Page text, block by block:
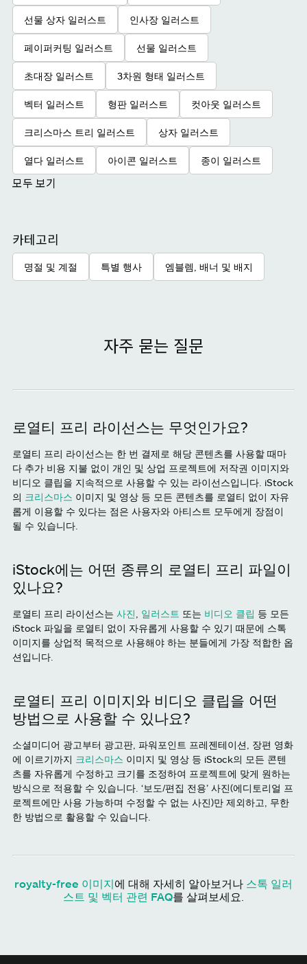
선물 상자 일러스트 인사장 일러스트
페이퍼커팅 일러스트 선물 일러스트
초대장 일러스트 3차원 형태 일러스트
벡터 일러스트 형판 일러스트 컷아웃 일러스트
크리스마스 트리 일러스트 상자 일러스트
열다 일러스트 아이콘 일러스트 종이 일러스트
모두 보기
카테고리
명절 및 계절 특별 행사 엠블렘, 배너 및 배지
자주 묻는 질문
로열티 프리 라이선스는 무엇인가요?
로열티 프리 라이선스는 한 번 결제로 해당 콘텐츠를 사용할 때마
다 추가 비용 지불 없이 개인 및 상업 프로젝트에 저작권 이미지와
비디오 클립을 지속적으로 사용할 수 있는 라이선스입니다. iStock
의 크리스마스 이미지 및 영상 등 모든 콘텐츠를 로열티 없이 자유
롭게 이용할 수 있다는 점은 사용자와 아티스트 모두에게 장점이
될 수 있습니다.
iStock에는 어떤 종류의 로열티 프리 파일이
있나요?
로열티 프리 라이선스는 사진 일러스트 또는 비디오 클립 등 모든
iStock 파일을 로열티 없이 자유롭게 사용할 수 있기 때문에 스톡
이미지를 상업적 목적으로 사용해야 하는 분들에게 가장 적합한 옵
션입니다.
로열티 프리 이미지와 비디오 클립을 어떤
방법으로 사용할 수 있나요?
소셜미디어 광고부터 광고판, 파워포인트 프레젠테이션, 장편 영화
에 이르기까지 크리스마스 이미지 및 영상 등 iStock의 모든 콘텐
츠를 자유롭게 수정하고 크기를 조정하여 프로젝트에 맞게 원하는
방식으로 적용할 수 있습니다. ‘보도/편집 전용’ 사진(에디토리얼 프
로젝트에만 사용 가능하며 수정할 수 없는 사진)만 제외하고, 무한
한 방법으로 활용할 수 있습니다.
royalty-free 이미지에 대해 자세히 알아보거나 스톡 일러
스트 및 벡터 관련 FAQ를 살펴보세요.